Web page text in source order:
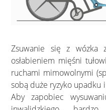
Zsuwanie się z wózka
osłabieniem mięśni
ruchami mimowolnymi
sobą duże ryzyko upadku
Aby zapobiec